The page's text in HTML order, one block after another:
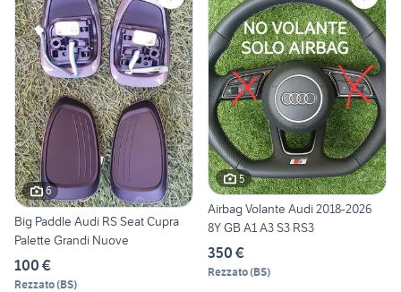
6
Big Paddle Audi RS Seat Cupra
Palette Grandi Nuove
100 €
Rezzato(BS)
5
Airbag Volante Audi 2018-2026
8Y GB A1 A3 S3 RS3
350 €
Rezzato(BS)